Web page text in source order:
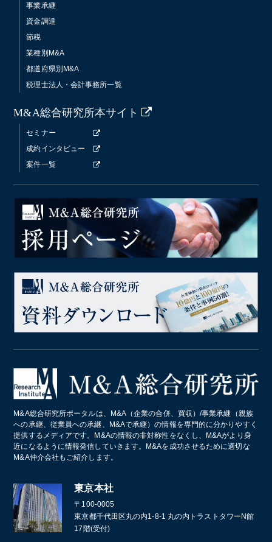
事業承継
資金調達
節税
業種別M&A
都道府県別M&A
税理士法人・会計事務所一覧
M&A総合研究所本サイト
セミナー
成約インタビュー
案件一覧
M&A総合研究所ポータルは、M&A（企業の合併、買収）/事業承継（親族
への承継、従業員への承継、M&Aで承継）の情報を専門的に分かりやすく
提供するメディアです。M&Aの情報の非対称性をなくし、M&Aがより身
近になるように情報発信していきます。M&Aを成功させるために適切な
M&A仲介会社もご紹介します。
東京本社
〒100-0005
東京都千代田区丸の内1-8-1 丸の内トラストタワーN館
17階(受付)